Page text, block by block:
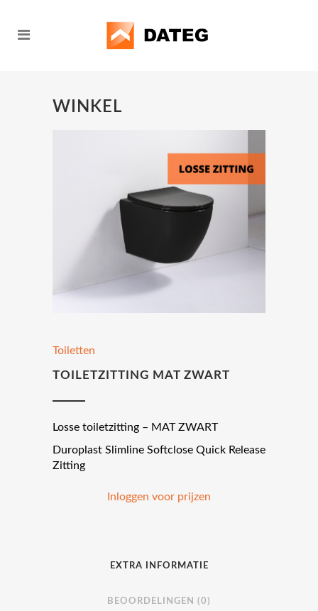
WINKEL
Toiletten
TOILETZITTING MAT ZWART
Losse toiletzitting – MAT ZWART
Duroplast Slimline Softclose Quick Release
Zitting
Inloggen voor prijzen
EXTRA INFORMATIE
BEOORDELINGEN (0)